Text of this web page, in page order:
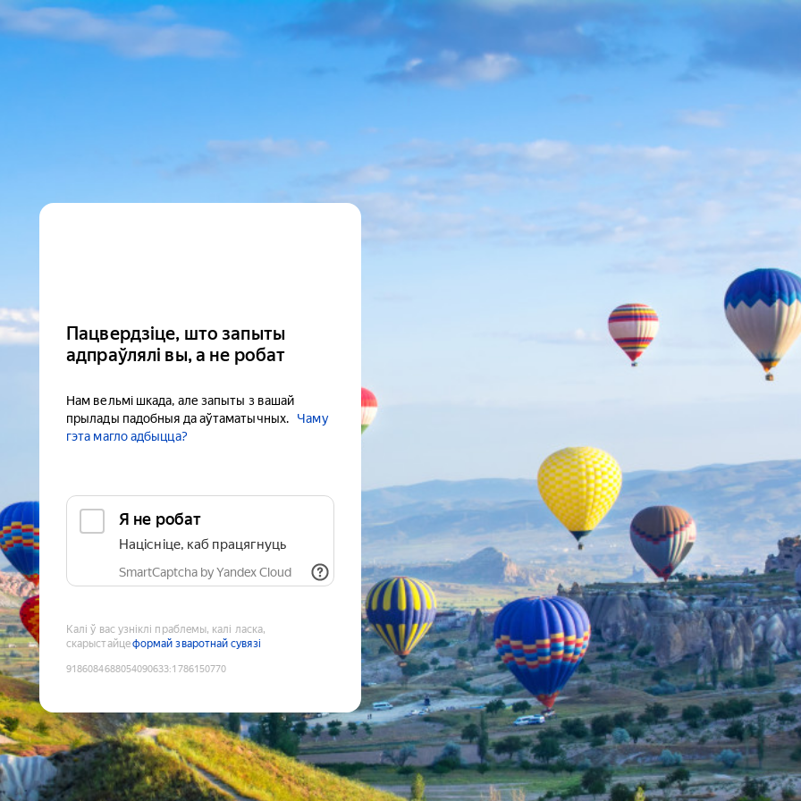
Пацвердзіце, што запыты
адпраўлялі вы, а не робат
Нам вельмі шкада, але запыты з вашай
прылады падобныя да аўтаматычных.
Чаму
гэта магло адбыцца?
Я не робат
Націсніце, каб працягнуць
SmartCaptcha by Yandex Cloud
Калі ў вас узніклі праблемы, калі ласка,
скарыстайцеформай зваротнай сувязі
9186084688054090633:1786150770